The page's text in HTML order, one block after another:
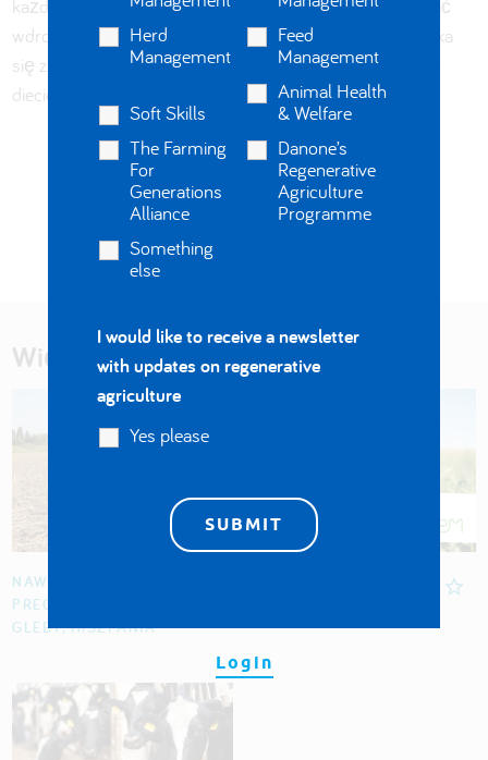
każdego gospodarstwa rolnego. Ta praktyka może zostać
wdrożona w każdym gospodarstwie rolnym, które boryka
się z problemami związanymi z bilansowaniem energii w
diecie.
Powrót do naszych najlepszych praktyk
Więcej studiów przypadku
NAWOŻENIE
PRECYZYJNE I STAN
GLEBY, HISZPANIA
Herd
Management
Feed
Management
Soft Skills
Animal Health
& Welfare
The Farming
For
Generations
Alliance
Danone’s
Regenerative
Agriculture
Programme
Something
else
I would like to receive a newsletter
with updates on regenerative
agriculture
Yes please
Login